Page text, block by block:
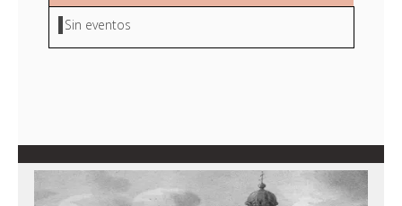
Sin eventos